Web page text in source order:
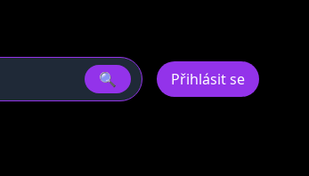
🔍 Přihlásit se